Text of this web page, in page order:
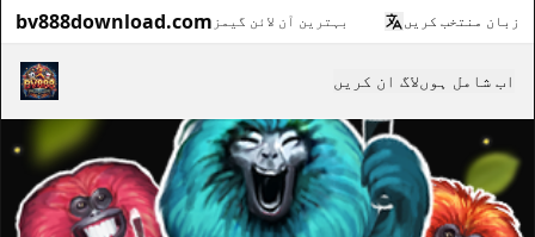
bv888download.com بہترین آن لائن گیمز زبان منتخب کریں
لاگ ان کریںاب شامل ہوں